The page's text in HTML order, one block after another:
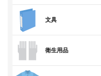
文具
衛生用品